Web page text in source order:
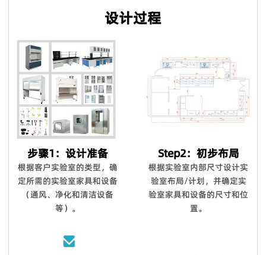
设计过程
步骤1：设计准备
根据客户实验室的类型，确
定所需的实验室家具和设备
（通风、净化和清洁设备
等）。
Step2：初步布局
根据实验室内部尺寸设计实
验室布局/计划，并确定实
验室家具和设备的尺寸和位
置。
产品享受三年保固及维修服务。我司售后服务中心负责处理客户
咨询、投诉、维修及应急服务、亲善回访等。三年保固期内，除
人为因素外，经维修后，产品无法正常使用，厂家将给予换货。
上放置您的徽标。此外，我们可以在盒子上印上您的徽标。
Q7. 你们的质量控制如何？
质量是我们的文化。我们拥有专业的质量检测中心，对原材料进
行化学和物理测试，只有合格的才能生产。专业的QC团队有50
名成员，在交货前测试产品和包装。我们将在整个批量生产过程
中控制货物的质量。我们保证客户对我们**产品100％满意。如
果您对柔佛的质量或服务不满意，请随时立即反馈我们，如果产
品不符合合同要求，我们将免费更换或在下一个订单中给您补
偿。对于国外订单，我们确保大多数配件。在某些特殊情况下，
我们将给予折扣作为解决方案。
Q8. 你的设计能力如何？
我们拥有12人的设计团队，设计师拥有10年以上行业经验，毕
业于家具产品设计专业，医疗家具风格、医院空间布局均由我们
Q9：你们能对你们的产品提供保修吗？